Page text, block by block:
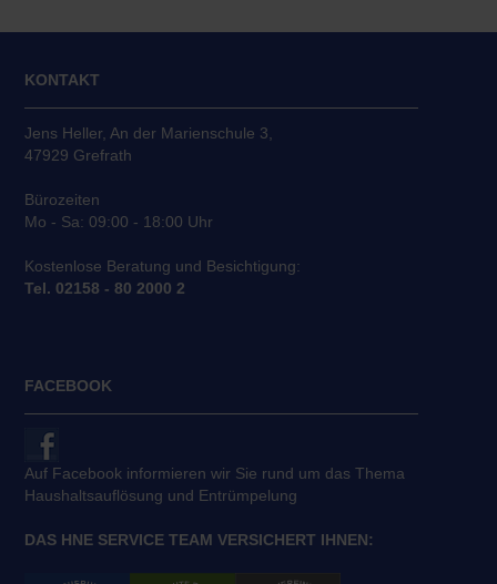
KONTAKT
Jens Heller, An der Marienschule 3,
47929 Grefrath
Bürozeiten
Mo - Sa: 09:00 - 18:00 Uhr
Kostenlose Beratung und Besichtigung:
Tel. 02158 - 80 2000 2
FACEBOOK
Auf Facebook informieren wir Sie rund um das Thema
Haushaltsauflösung und Entrümpelung
DAS HNE SERVICE TEAM VERSICHERT IHNEN: